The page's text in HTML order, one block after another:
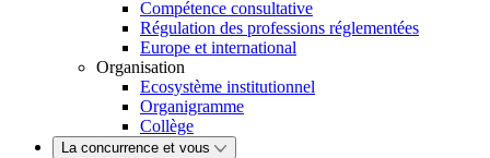
Compétence consultative
Régulation des professions réglementées
Europe et international
Organisation
Ecosystème institutionnel
Organigramme
Collège
La concurrence et vous